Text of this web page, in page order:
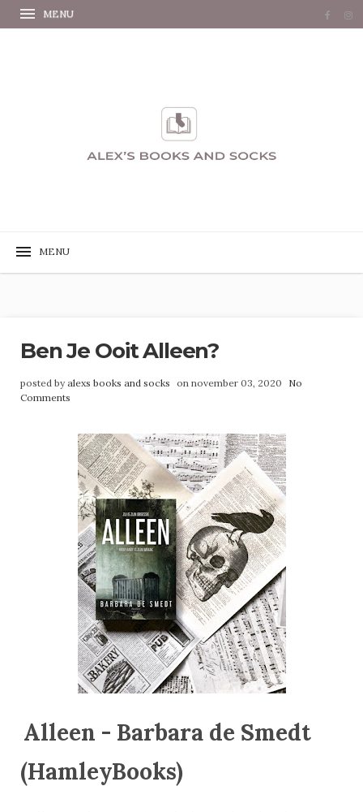
Ben Je Ooit Alleen?
posted byalexs books and socks on november 03, 2020
No
Comments
Alleen - Barbara de Smedt
(HamleyBooks)